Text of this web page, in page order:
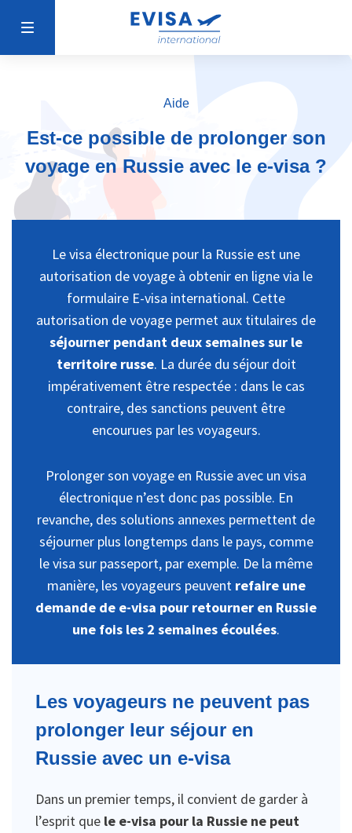
Aide
Est-ce possible de prolonger son
voyage en Russie avec le e-visa ?
Le visa électronique pour la Russie est une
autorisation de voyage à obtenir en ligne via le
formulaire E-visa international. Cette
autorisation de voyage permet aux titulaires de
séjourner pendant deux semaines sur le
territoire russe. La durée du séjour doit
impérativement être respectée : dans le cas
contraire, des sanctions peuvent être
encourues par les voyageurs.
Prolonger son voyage en Russie avec un visa
électronique n’est donc pas possible. En
revanche, des solutions annexes permettent de
séjourner plus longtemps dans le pays, comme
le visa sur passeport, par exemple. De la même
manière, les voyageurs peuvent refaire une
demande de e-visa pour retourner en Russie
une fois les 2 semaines écoulées.
Les voyageurs ne peuvent pas
prolonger leur séjour en
Russie avec un e-visa
Dans un premier temps, il convient de garder à
l’esprit que le e-visa pour la Russie ne peut